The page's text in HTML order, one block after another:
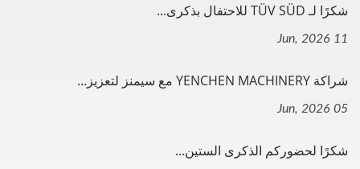
شكرًا لـ TÜV SÜD للاحتفال بذكرى...
11 Jun, 2026
شراكة YENCHEN MACHINERY مع سيمنز لتعزيز...
05 Jun, 2026
شكرًا لحضوركم الذكرى الستين...